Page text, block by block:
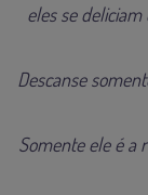
eles se
Descanse
Somente ele é a